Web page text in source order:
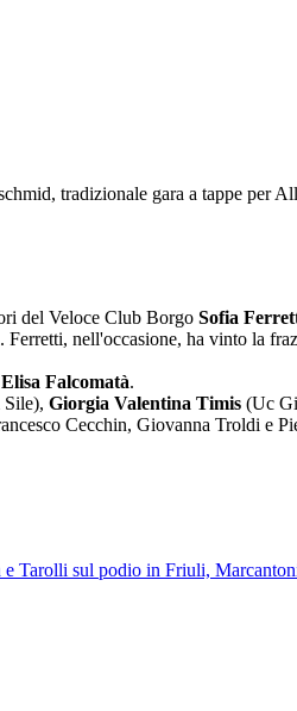
tradizionale gara a tappe per
del Veloce Club Borgo Sofia
nell'occasione, ha vinto la
Elisa Falcomatà.
Sile), Giorgia Valentina Timis (Uc
Cecchin, Giovanna Troldi e
e Tarolli sul podio in Friuli,